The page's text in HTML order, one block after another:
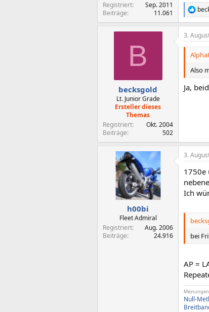
Registriert
Sep. 2011
Beiträge
11.061
R
e
a
k
t
n
e
n
B
becksgold
Lt. Junior Grade
Ersteller dieses
Themas
Registriert
Okt. 2004
Beiträge
502
3.
Also
Ja,
h00bi
Fleet Admiral
Registriert
Aug. 2006
Beiträge
24.916
3.
1750e
Ich
bei
AP =
Meinungen
Null-